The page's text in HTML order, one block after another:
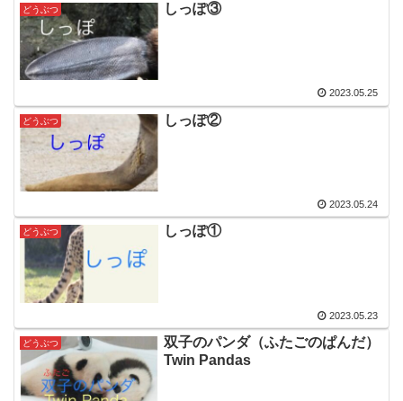
どうぶつ しっぽ③
2023.05.25
どうぶつ しっぽ②
2023.05.24
どうぶつ しっぽ①
2023.05.23
どうぶつ
双子のパンダ（ふたごのぱんだ）
Twin Pandas